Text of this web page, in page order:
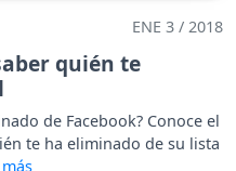
ENE 3 / 2018
quién te
de Facebook? Conoce el
te ha eliminado de su lista